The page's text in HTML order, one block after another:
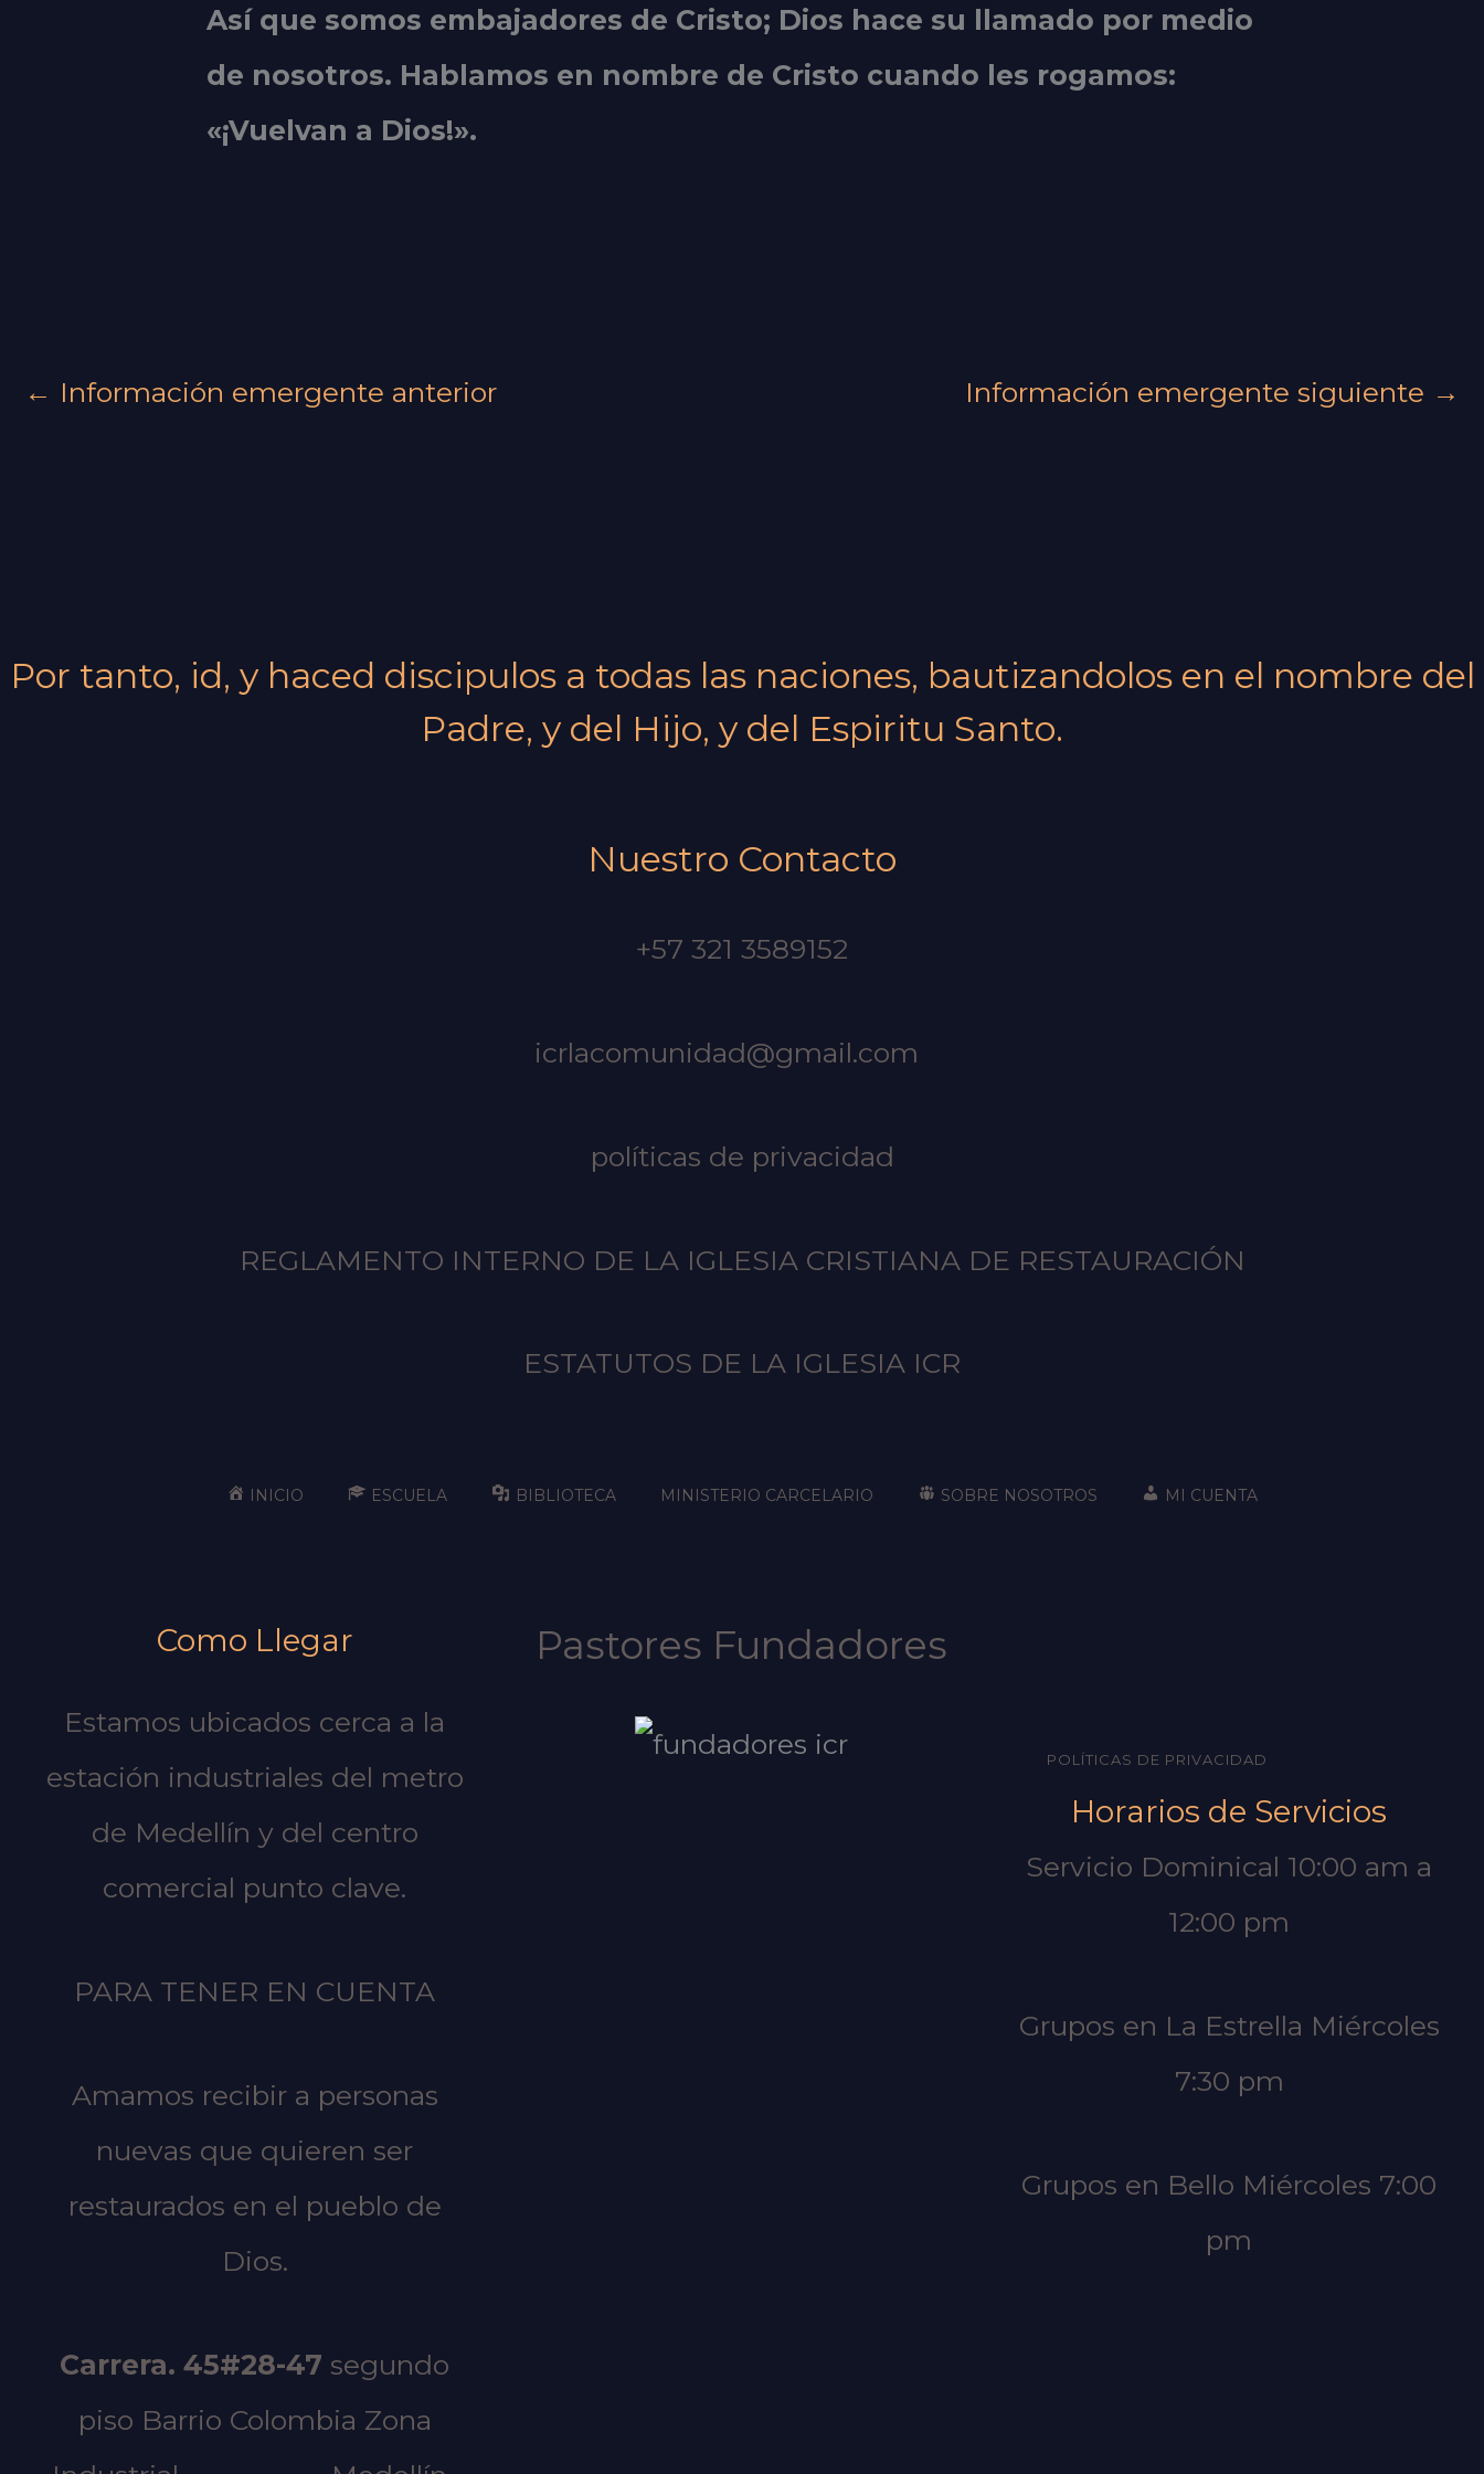
Así que somos embajadores de Cristo; Dios hace su llamado por medio
de nosotros. Hablamos en nombre de Cristo cuando les rogamos:
«¡Vuelvan a Dios!».
← Información emergente anterior Información emergente siguiente →
Por tanto, id, y haced discipulos a todas las naciones, bautizandolos en el nombre del
Padre, y del Hijo, y del Espiritu Santo.
Nuestro Contacto
+57 321 3589152
icrlacomunidad@gmail.com
políticas de privacidad
REGLAMENTO INTERNO DE LA IGLESIA CRISTIANA DE RESTAURACIÓN
ESTATUTOS DE LA IGLESIA ICR
INICIO ESCUELA BIBLIOTECA MINISTERIO CARCELARIO SOBRE NOSOTROS MI CUENTA
Como Llegar
Estamos ubicados cerca a la
estación industriales del metro
de Medellín y del centro
comercial punto clave.
PARA TENER EN CUENTA
Amamos recibir a personas
nuevas que quieren ser
restaurados en el pueblo de
Dios.
Carrera. 45#28-47 segundo
piso Barrio Colombia Zona
Pastores Fundadores
POLÍTICAS DE PRIVACIDAD
Horarios de Servicios
Servicio Dominical 10:00 am a
12:00 pm
Grupos en La Estrella Miércoles
7:30 pm
Grupos en Bello Miércoles 7:00
pm